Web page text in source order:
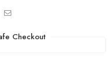
Checkout